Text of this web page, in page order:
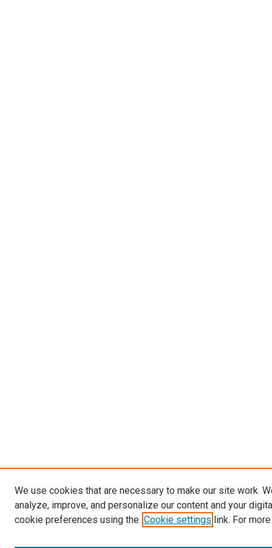
We use cookies that are necessary to make our site work.
analyze, improve, and personalize our content and your
cookie preferences using the Cookie settings link. For